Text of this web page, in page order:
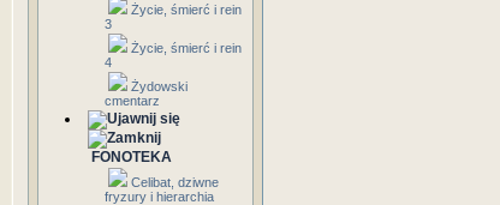
Życie, śmierć i rein
3
Życie, śmierć i rein
4
Żydowski
cmentarz
FONOTEKA
Celibat, dziwne
fryzury i hierarchia